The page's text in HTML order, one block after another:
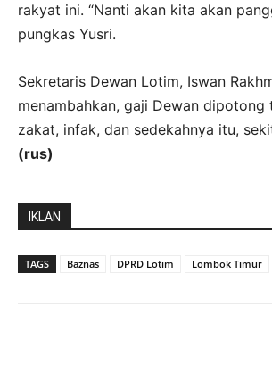
rakyat ini. “Nanti akan kita akan
pungkas Yusri.
Sekretaris Dewan Lotim, Iswan
menambahkan, gaji Dewan dipotong
zakat, infak, dan sedekahnya itu,
(rus)
IKLAN
TAGS Baznas DPRD Lotim Lombok Timur